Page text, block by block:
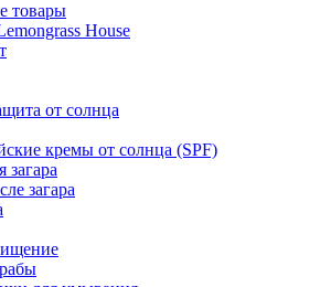
товары
House
от солнца
кремы от солнца (SPF)
загара
загара